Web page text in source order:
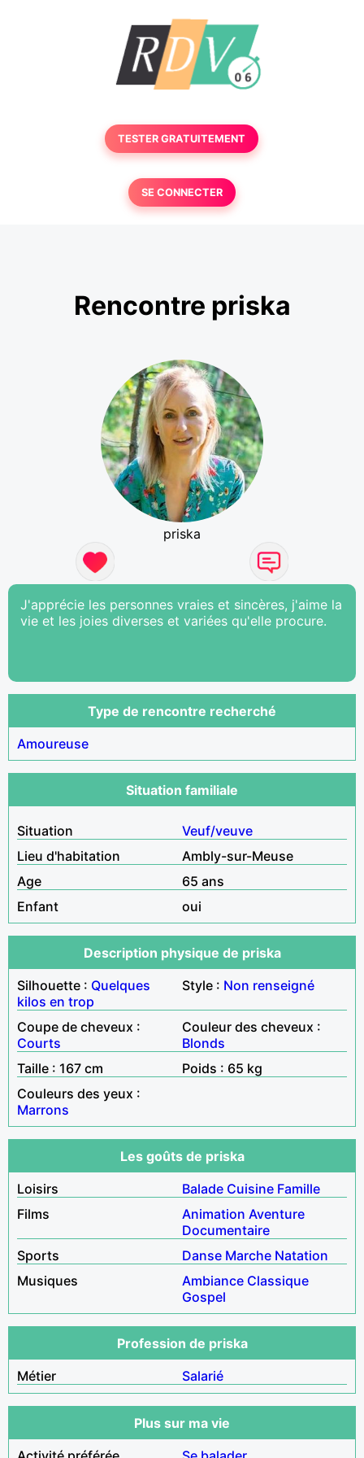
TESTER GRATUITEMENT
SE CONNECTER
Rencontre priska
priska
J'apprécie les personnes vraies et sincères, j'aime la
vie et les joies diverses et variées qu'elle procure.
Type de rencontre recherché
Amoureuse
Situation familiale
Situation
Veuf/veuve
Lieu d'habitation
Ambly-sur-Meuse
Age
65 ans
Enfant
oui
Description physique de priska
Silhouette : Quelques
kilos en trop
Style : Non renseigné
Coupe de cheveux :
Courts
Couleur des cheveux :
Blonds
Taille : 167 cm
Poids : 65 kg
Couleurs des yeux :
Marrons
Les goûts de priska
Loisirs
Balade Cuisine Famille
Films
Animation Aventure
Documentaire
Sports
Danse Marche Natation
Musiques
Ambiance Classique
Gospel
Profession de priska
Métier
Salarié
Plus sur ma vie